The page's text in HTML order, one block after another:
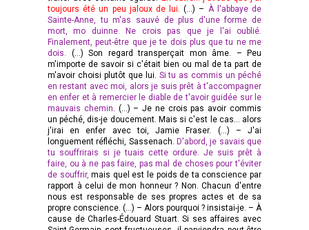
toujours été un peu jaloux de lui. (…) – À l'abbaye de
Sainte-Anne, tu m'as sauvé de plus d'une forme de
mort, mo duinne. Ne crois pas que je l'ai oublié.
Finalement, peut-être que je te dois plus que tu ne me
dois. (…) Son regard transperçait mon âme. – Peu
m'importe de savoir si c'était bien ou mal de ta part de
m'avoir choisi plutôt que lui. Si tu as commis un péché
en restant avec moi, alors je suis prêt à t'accompagner
en enfer et à remercier le diable de t'avoir guidée sur le
mauvais chemin. (…) – Je ne crois pas avoir commis
un péché, dis-je doucement. Mais si c'est le cas... alors
j'irai en enfer avec toi, Jamie Fraser. (…) – J'ai
longuement réfléchi, Sassenach. D'abord, je savais que
tu souffrirais si je tuais cette ordure. Je suis prêt à
faire, ou à ne pas faire, pas mal de choses pour t'éviter
de souffrir, mais quel est le poids de ta conscience par
rapport à celui de mon honneur ? Non. Chacun d'entre
nous est responsable de ses propres actes et de sa
propre conscience. (…) – Alors pourquoi ? insistai-je. – À
cause de Charles-Édouard Stuart. Si ses affaires avec